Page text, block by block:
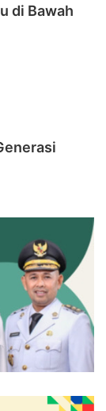
di Bawah